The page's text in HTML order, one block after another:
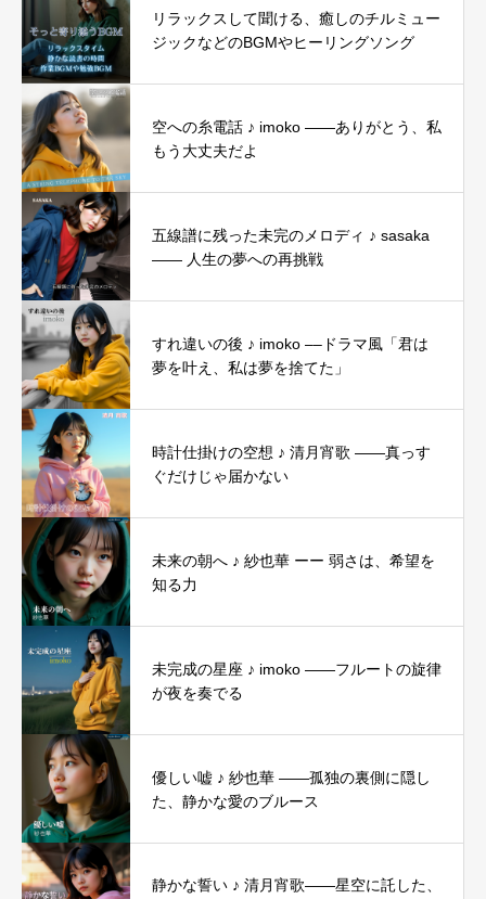
リラックスして聞ける、癒しのチルミュー
ジックなどのBGMやヒーリングソング
空への糸電話 ♪ imoko ——ありがとう、私
もう大丈夫だよ
五線譜に残った未完のメロディ ♪ sasaka
―― 人生の夢への再挑戦
すれ違いの後 ♪ imoko ––ドラマ風「君は
夢を叶え、私は夢を捨てた」
時計仕掛けの空想 ♪ 清月宵歌 ——真っす
ぐだけじゃ届かない
未来の朝へ ♪ 紗也華 ーー 弱さは、希望を
知る力
未完成の星座 ♪ imoko ――フルートの旋律
が夜を奏でる
優しい嘘 ♪ 紗也華 ――孤独の裏側に隠し
た、静かな愛のブルース
静かな誓い ♪ 清月宵歌――星空に託した、